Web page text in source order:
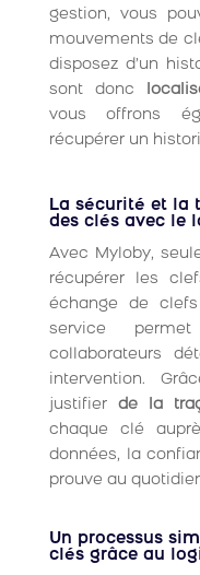
gestion, vous
mouvements de
disposez d’un
sont donc
vous offrons
récupérer un
La sécurité et la
des clés avec le
Avec Myloby,
récupérer les
échange de
service
collaborateurs
intervention.
justifier de la
chaque clé
données, la
prouve au
Un processus
clés grâce au